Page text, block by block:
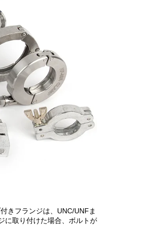
きフランジは、UNC/UNFま
に取り付けた場合、ボルトが